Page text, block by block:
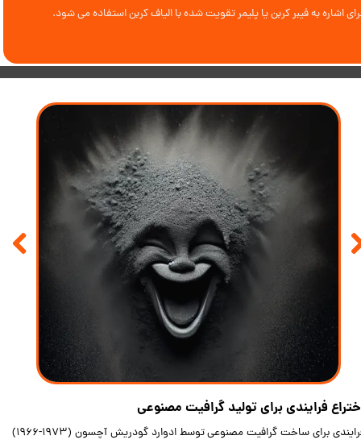
اشاره به فیبر کربن یا پلیمر تقویت شده با الیاف کربن استفاده می شود.
فرایندی برای تولید گرافیت مصنوعی
فرایندی برای ساخت گرافیت مصنوعی توسط ادوارد گودریش آچسون (1973-1966)